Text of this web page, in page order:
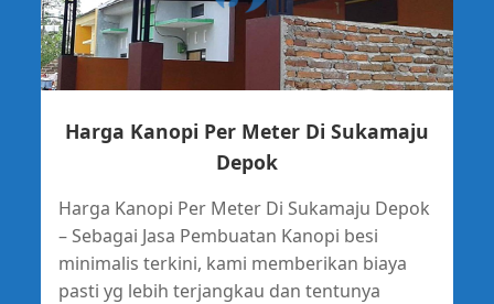
Harga Kanopi Per Meter Di Sukamaju
Depok
Harga Kanopi Per Meter Di Sukamaju Depok
– Sebagai Jasa Pembuatan Kanopi besi
minimalis terkini, kami memberikan biaya
pasti yg lebih terjangkau dan tentunya